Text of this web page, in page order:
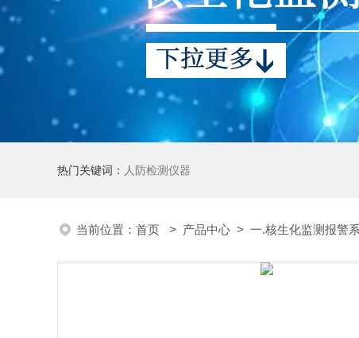
热门关键词： 人防检测仪器
当前位置： 首页 > 产品中心 > 一.核生化监测报警